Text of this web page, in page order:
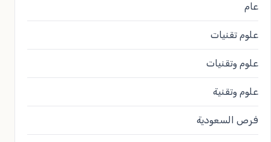
عام
علوم تقنيات
علوم وتقنيات
علوم وتقنية
فرص السعودية